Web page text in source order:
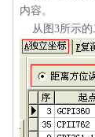
内容。
从图3所示的